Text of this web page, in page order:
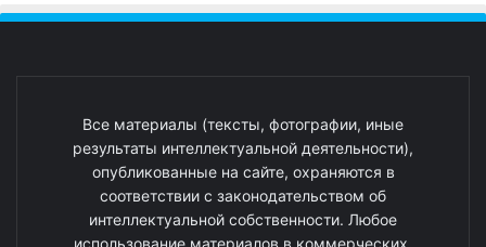
Все материалы (тексты, фотографии, иные
результаты интеллектуальной деятельности),
опубликованные на сайте, охраняются в
соответствии с законодательством об
интеллектуальной собственности. Любое